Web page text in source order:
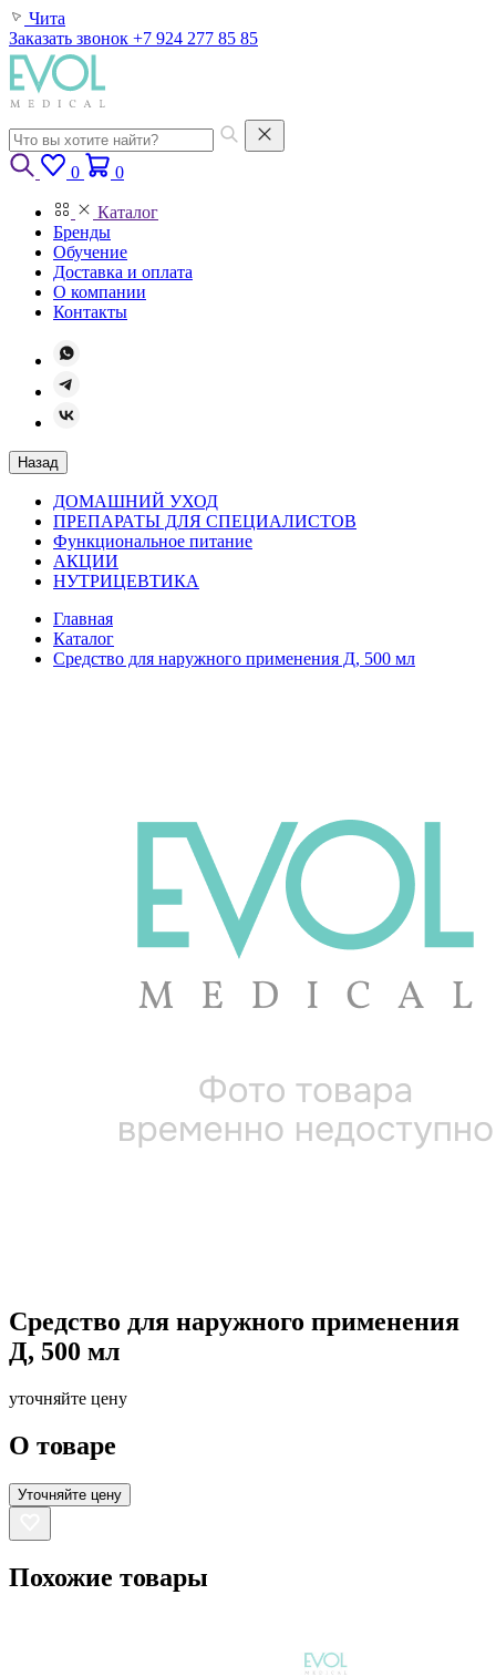
Чита
Заказать звонок +7 924 277 85 85
0 0
Каталог
Бренды
Обучение
Доставка и оплата
О компании
Контакты
Назад
ДОМАШНИЙ УХОД
ПРЕПАРАТЫ ДЛЯ СПЕЦИАЛИСТОВ
Функциональное питание
АКЦИИ
НУТРИЦЕВТИКА
Главная
Каталог
Средство для наружного применения Д, 500 мл
Средство для наружного применения
Д, 500 мл
уточняйте цену
О товаре
Уточняйте цену
Похожие товары